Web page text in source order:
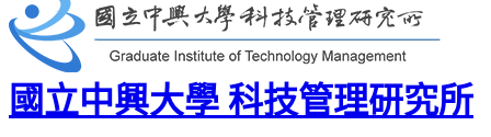
國立中興大學 科技管理研究所